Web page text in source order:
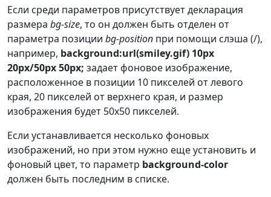
Если среди параметров присутствует декларация
размера bg-size, то он должен быть отделен от
параметра позиции bg-position при помощи слэша (/),
например, background:url(smiley.gif) 10px
20px/50px 50px; задает фоновое изображение,
расположенное в позиции 10 пикселей от левого
края, 20 пикселей от верхнего края, и размер
изображения будет 50х50 пикселей.
Если устанавливается несколько фоновых
изображений, но при этом нужно еще установить и
фоновый цвет, то параметр background-color
должен быть последним в списке.